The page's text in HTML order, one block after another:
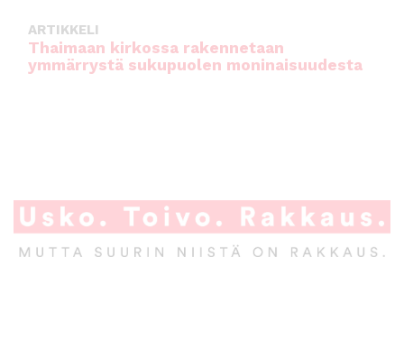
ARTIKKELI
Thaimaan kirkossa rakennetaan
ymmärrystä sukupuolen moninaisuudesta